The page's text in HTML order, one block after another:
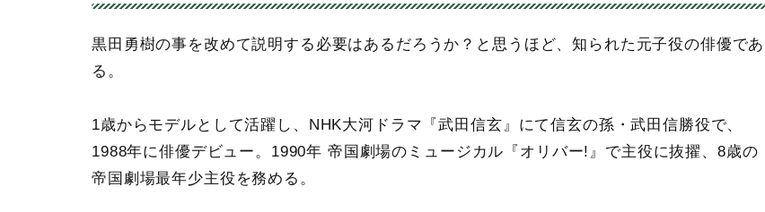
黒田勇樹の事を改めて説明する必要はあるだろうか？と思うほど、知られた元子役の俳優であ
る。
1歳からモデルとして活躍し、NHK大河ドラマ『武田信玄』にて信玄の孫・武田信勝役で、
1988年に俳優デビュー。1990年 帝国劇場のミュージカル『オリバー!』で主役に抜擢、8歳の
帝国劇場最年少主役を務める。